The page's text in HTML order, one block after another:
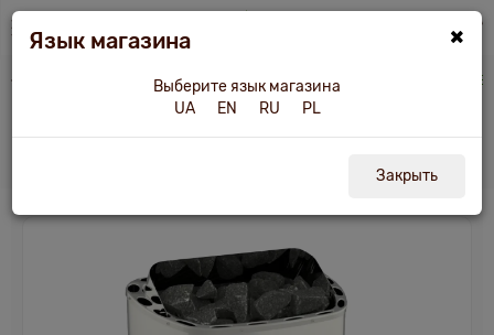
Печи и другое оборудование Электрокаменка Sawo SCANDIA SCA-90 NB
×
Язык магазина
Выберите язык магазина
UA
EN RU PL
Закрыть